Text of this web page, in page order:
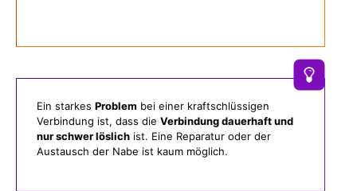
Ein starkes Problem bei einer kraftschlüssigen
Verbindung ist, dass die Verbindung dauerhaft und
nur schwer löslich ist. Eine Reparatur oder der
Austausch der Nabe ist kaum möglich.